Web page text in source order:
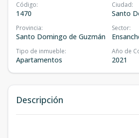
Código:
1470
Ciudad:
Santo
Provincia:
Santo Domingo de Guzmán
Sector:
Tipo de inmueble:
Apartamentos
Año de
2021
Descripción